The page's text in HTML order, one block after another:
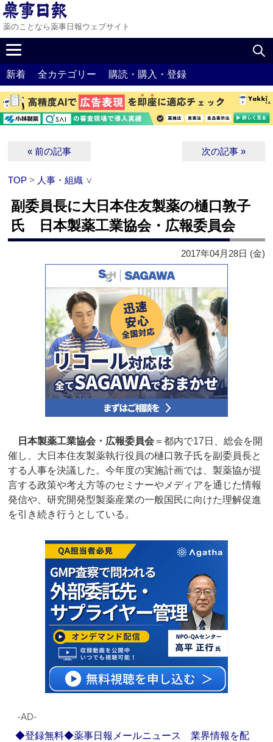
薬のことなら薬事日報ウェブサイト
新着 全カテゴリー 購読・購入・登録
« 前の記事 次の記事 »
TOP > 人事・組織 ∨
副委員長に大日本住友製薬の樋口敦子
氏 日本製薬工業協会・広報委員会
2017年04月28日 (金)
日本製薬工業協会・広報委員会 ＝都内で17日、総会を開
催し、大日本住友製薬執行役員の樋口敦子氏を副委員長と
する人事を決議した。今年度の実施計画では、製薬協が提
言する政策や考え方等のセミナーやメディアを通じた情報
発信や、研究開発型製薬産業の一般国民に向けた理解促進
を引き続き行うとしている。
‐AD‐
◆登録無料◆薬事日報メールニュース 業界情報を配